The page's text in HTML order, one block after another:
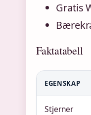
Gratis
Faktatabell
EGENSKAP
Stjerner